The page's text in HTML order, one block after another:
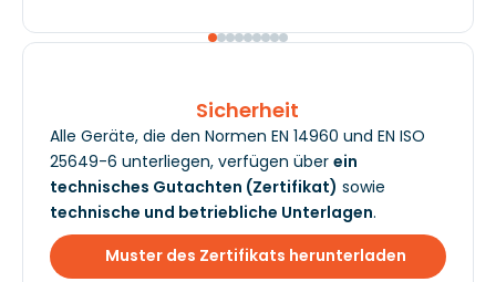
Sicherheit
Alle Geräte, die den Normen EN 14960 und EN ISO
25649-6 unterliegen, verfügen über ein
technisches Gutachten (Zertifikat) sowie
technische und betriebliche Unterlagen.
Muster des Zertifikats herunterladen